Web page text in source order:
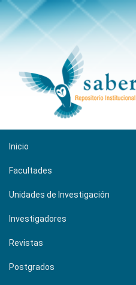
Inicio
Facultades
Unidades de Investigación
Investigadores
Revistas
Postgrados